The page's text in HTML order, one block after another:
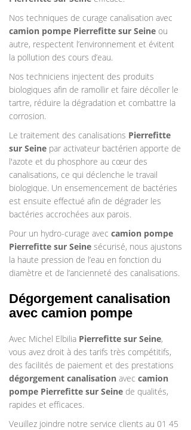
Nos techniques de curage canalisation avec
camion pompe Pierrefitte sur Seine ou
autre, respectent l’environnement et évitent
la pollution des cours d’eau.
Nos techniciens injectent des produits
biologiques afin de ramollir et faire décoller le
tartre, réduire la dégradation et combattre la
corrosion.
Le traitement des canalisations Pierrefitte
sur Seine par activateur bactérien apporte de
l'azote et du phosphore au cœur des
canalisations, ce qui déclenche le travail
biologique. Un ensemencement de bactéries
est ensuite effectué afin de dégrader les
bactéries accrochées aux parois.
Pour un hydro-curage avec camion pompe
Pierrefitte sur Seine sécurisé, nous ajustons
la haute pression de l’eau en fonction du
diamètre et de l’ancienneté des canalisations.
Dégorgement canalisation
avec camion pompe
Avec Michel Elbilia Pierrefitte sur Seine,
vous avez droit à des tarifs très compétitifs,
des facilités de paiement et des prestations
dégorgement canalisation avec camion
pompe Pierrefitte sur Seine de qualités,
rapides et efficaces.
Veuillez joindre notre service clients au 01 45